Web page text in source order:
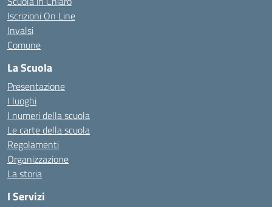
Iscrizioni On Line
Invalsi
Comune
La Scuola
Presentazione
I luoghi
I numeri della scuola
Le carte della scuola
Regolamenti
Organizzazione
La storia
I Servizi